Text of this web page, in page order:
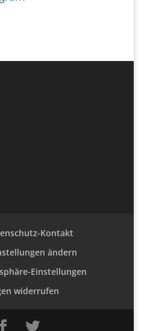
Kontakt
ändern
Einstellungen
widerrufen